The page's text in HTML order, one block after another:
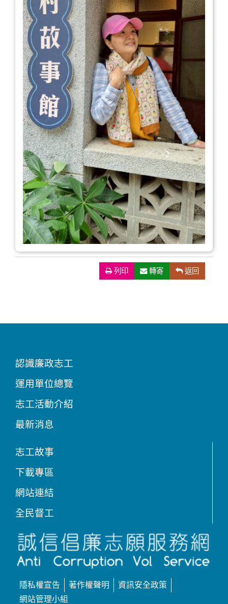
列印（另開新視窗）
轉寄 返回
認識廉政志工
運用單位總覽
志工活動介紹
最新消息
志工故事
下載專區
網站連結
全民督工
隱私權宣告 著作權聲明
資訊安全政策
網站管理小組